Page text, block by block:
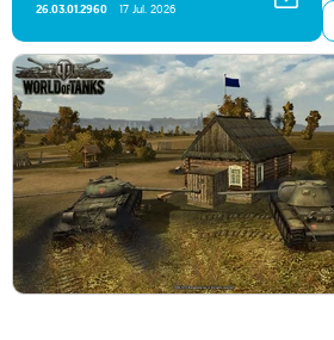
26.03.01.2960 17 Jul. 2026